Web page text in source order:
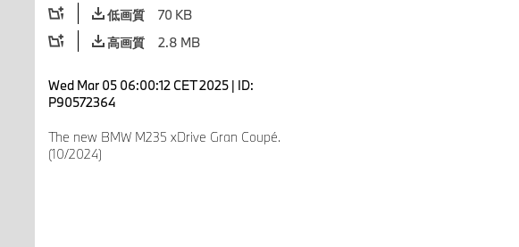
低画質
70 KB
高画質
2.8 MB
Wed Mar 05 06:00:12 CET 2025 | ID:
P90572364
The new BMW M235 xDrive Gran Coupé.
(10/2024)